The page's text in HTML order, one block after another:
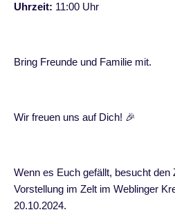
Uhrzeit: 11:00 Uhr
Bring Freunde und Familie mit.
Wir freuen uns auf Dich! 🎉
Wenn es Euch gefällt, besucht den
Vorstellung im Zelt im Weblinger
20.10.2024.